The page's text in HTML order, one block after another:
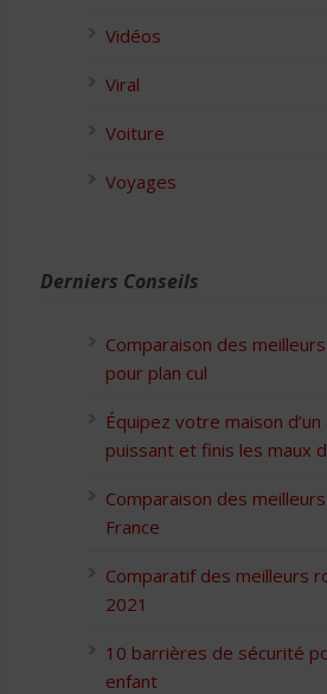
Vidéos
Viral
Voiture
Voyages
Derniers Conseils
Comparaison des
pour plan cul
Équipez votre maison
puissant et finis les maux
Comparaison des
France
Comparatif des meilleurs
2021
10 barrières de sécurité
enfant